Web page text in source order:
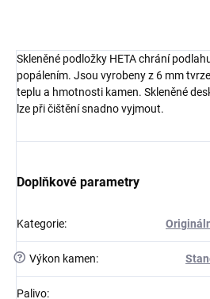
Skleněné podložky HETA chrání
popálením. Jsou vyrobeny z 6 mm
teplu a hmotnosti kamen. Skleněné
lze při čištění snadno vyjmout.
Doplňkové parametry
Kategorie:
? Výkon kamen:
Palivo: